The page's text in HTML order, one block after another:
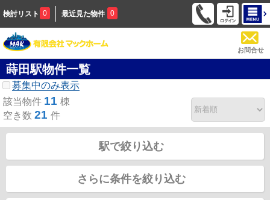
検討リスト 0 最近見た物件 0
お問合せ
蒔田駅物件一覧
募集中のみ表示
該当物件 11 棟
空き数 21 件
駅で絞り込む
さらに条件を絞り込む